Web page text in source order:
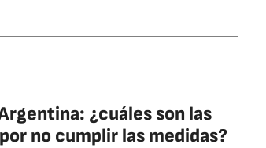
¿cuáles son las
no cumplir las medidas?